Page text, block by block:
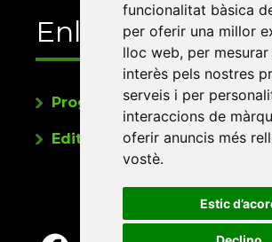
funcionalitat bàsica
per oferir una millor
lloc web, per
interès pels nostres
serveis i per
interaccions de
oferir anuncis més
vostè.
Estic
Enllaços
Programa de publicacions
Editorials universitàries a